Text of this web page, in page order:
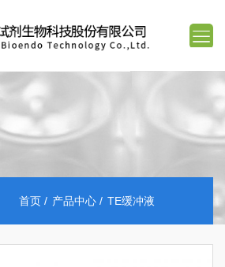
首页 产品中心 TE缓冲液